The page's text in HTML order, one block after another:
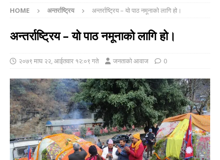
HOME अन्तर्राष्ट्रिय अन्तर्राष्ट्रिय – यो पाठ नमूनाको लागि हो।
अन्तर्राष्ट्रिय – यो पाठ नमूनाको लागि हो।
२०७९ माघ २२, आईतवार १२:०९ गते जनताको आवाज 0